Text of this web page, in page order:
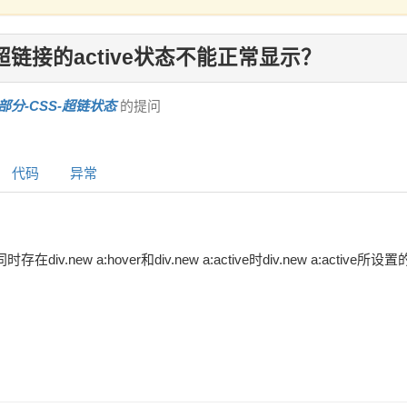
链接的active状态不能正常显示？
分-CSS-超链状态的提问
代码 异常
时存在div.new a:hover和div.new a:active时div.new a:active所设置